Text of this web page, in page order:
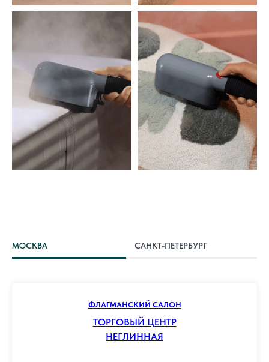
МОСКВА САНКТ-ПЕТЕРБУРГ
ФЛАГМАНСКИЙ САЛОН
ТОРГОВЫЙ ЦЕНТР
НЕГЛИННАЯ